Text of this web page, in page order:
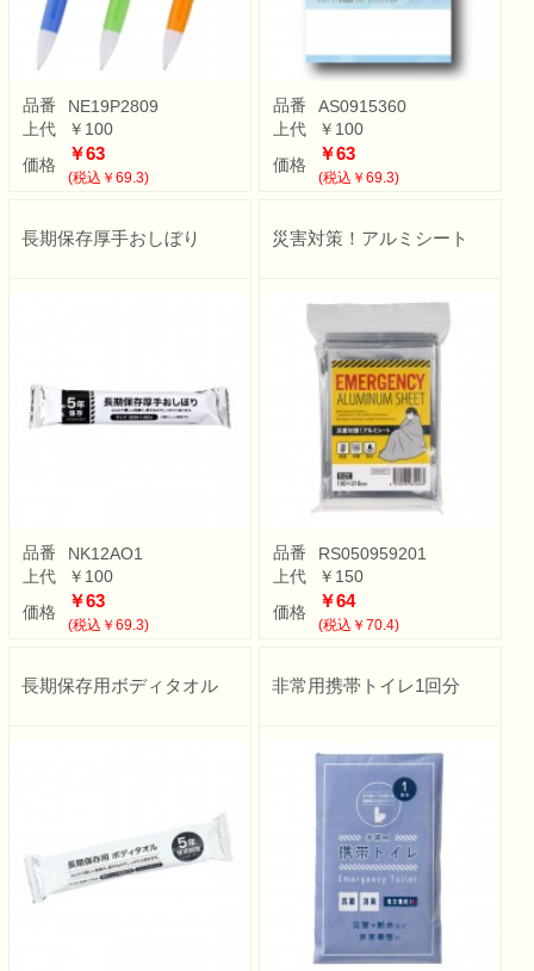
品番
NE19P2809
上代
￥100
価格
￥63
(税込￥69.3)
品番
AS0915360
上代
￥100
価格
￥63
(税込￥69.3)
長期保存厚手おしぼり
品番
NK12AO1
上代
￥100
価格
￥63
(税込￥69.3)
災害対策！アルミシート
品番
RS050959201
上代
￥150
価格
￥64
(税込￥70.4)
長期保存用ボディタオル 非常用携帯トイレ1回分